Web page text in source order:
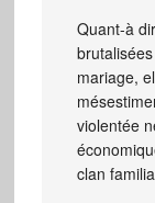
Quant-à
mariage,
violentée
clan